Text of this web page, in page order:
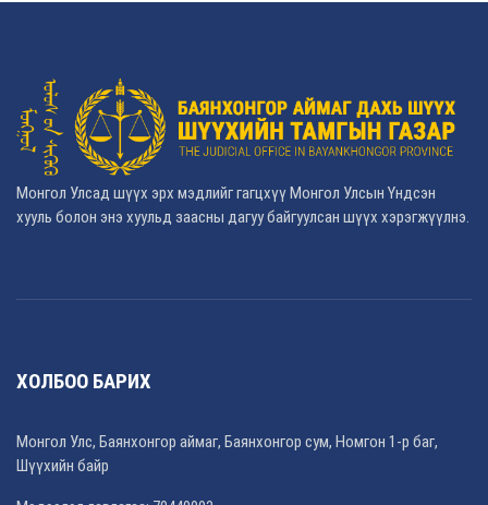
Монгол Улсад шүүх эрх мэдлийг гагцхүү Монгол Улсын Үндсэн
хууль болон энэ хуульд заасны дагуу байгуулсан шүүх хэрэгжүүлнэ.
ХОЛБОО БАРИХ
Монгол Улс, Баянхонгор аймаг, Баянхонгор сум, Номгон 1-р баг,
Шүүхийн байр